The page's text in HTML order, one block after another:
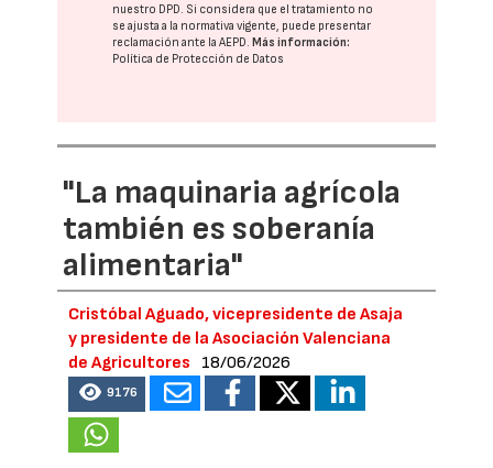
nuestro DPD. Si considera que el tratamiento no
se ajusta a la normativa vigente, puede presentar
reclamación ante laAEPD.Más información:
Política de Protección de Datos
"La maquinaria agrícola
también es soberanía
alimentaria"
Cristóbal Aguado, vicepresidente de Asaja
y presidente de la Asociación Valenciana
de Agricultores
18/06/2026
9176